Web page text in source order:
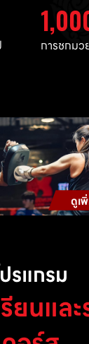
การชกมว
ดูเ
รแกรม
ยนแล